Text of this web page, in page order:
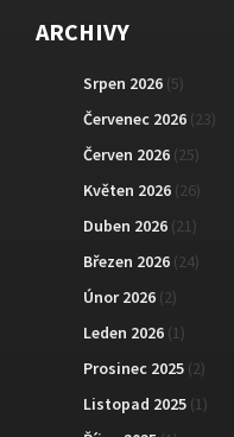
ARCHIVY
Srpen 2026 (5)
Červenec 2026 (23)
Červen 2026 (25)
Květen 2026 (26)
Duben 2026 (21)
Březen 2026 (24)
Únor 2026 (2)
Leden 2026 (1)
Prosinec 2025 (2)
Listopad 2025 (1)